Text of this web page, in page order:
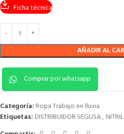
Ficha técnica
AÑADIR AL
Comprar por whatsapp
Categoría: Ropa Trabajo en lluvia
Etiquetas: DISTRIBUIDOR SEGUSA,